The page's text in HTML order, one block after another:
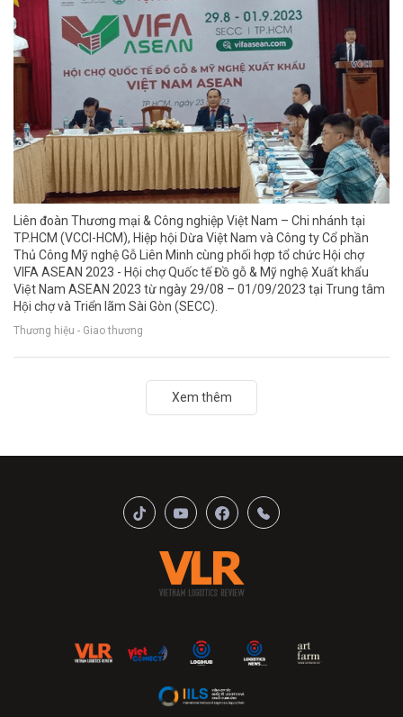
Liên đoàn Thương mại & Công nghiệp Việt Nam – Chi nhánh tại
TP.HCM (VCCI-HCM), Hiệp hội Dừa Việt Nam và Công ty Cổ phần
Thủ Công Mỹ nghệ Gỗ Liên Minh cùng phối hợp tổ chức Hội chợ
VIFA ASEAN 2023 - Hội chợ Quốc tế Đồ gỗ & Mỹ nghệ Xuất khẩu
Việt Nam ASEAN 2023 từ ngày 29/08 – 01/09/2023 tại Trung tâm
Hội chợ và Triển lãm Sài Gòn (SECC).
Thương hiệu - Giao thương
Xem thêm